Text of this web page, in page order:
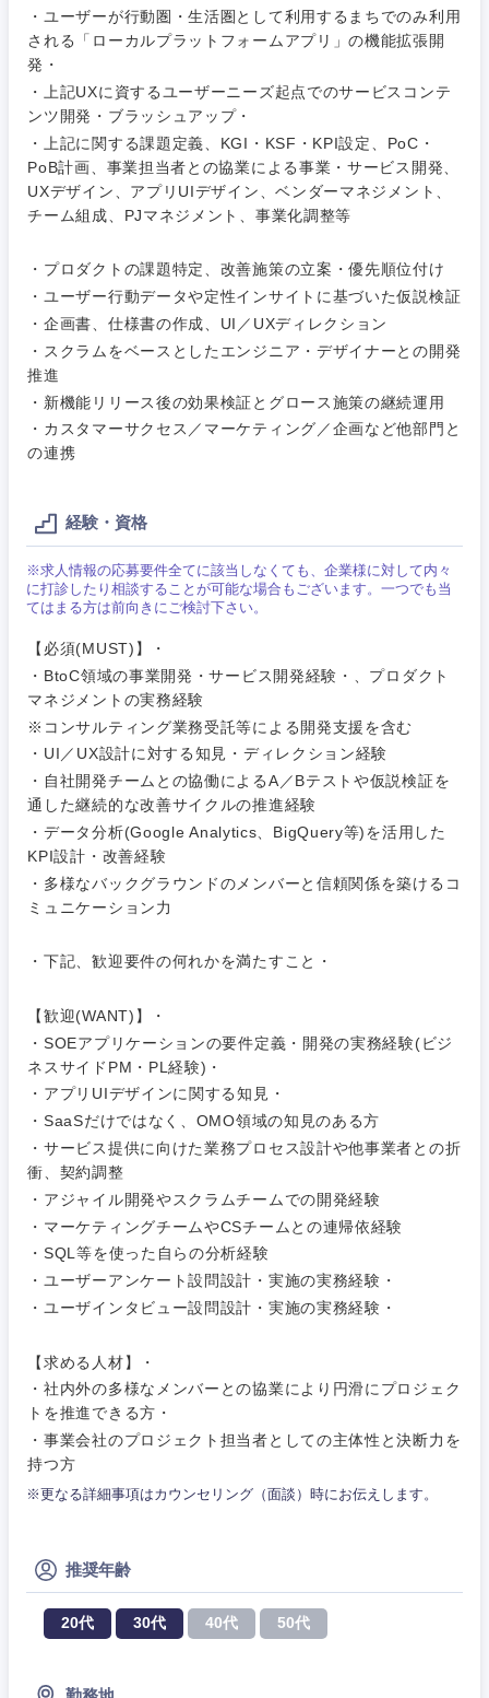
・ユーザーが行動圏・生活圏として利用するまちでのみ利用
される「ローカルプラットフォームアプリ」の機能拡張開
発・
・上記UXに資するユーザーニーズ起点でのサービスコンテ
ンツ開発・ブラッシュアップ・
・上記に関する課題定義、KGI・KSF・KPI設定、PoC・
PoB計画、事業担当者との協業による事業・サービス開発、
UXデザイン、アプリUIデザイン、ベンダーマネジメント、
チーム組成、PJマネジメント、事業化調整等
・プロダクトの課題特定、改善施策の立案・優先順位付け
・ユーザー行動データや定性インサイトに基づいた仮説検証
・企画書、仕様書の作成、UI／UXディレクション
・スクラムをベースとしたエンジニア・デザイナーとの開発
推進
・新機能リリース後の効果検証とグロース施策の継続運用
・カスタマーサクセス／マーケティング／企画など他部門と
の連携
経験・資格
※求人情報の応募要件全てに該当しなくても、企業様に対して内々
に打診したり相談することが可能な場合もございます。一つでも当
てはまる方は前向きにご検討下さい。
【必須(MUST)】・
・BtoC領域の事業開発・サービス開発経験・、プロダクト
マネジメントの実務経験
※コンサルティング業務受託等による開発支援を含む
・UI／UX設計に対する知見・ディレクション経験
・自社開発チームとの協働によるA／Bテストや仮説検証を
通した継続的な改善サイクルの推進経験
・データ分析(Google Analytics、BigQuery等)を活用した
KPI設計・改善経験
・多様なバックグラウンドのメンバーと信頼関係を築けるコ
ミュニケーション力
・下記、歓迎要件の何れかを満たすこと・
【歓迎(WANT)】・
・SOEアプリケーションの要件定義・開発の実務経験(ビジ
ネスサイドPM・PL経験)・
・アプリUIデザインに関する知見・
・SaaSだけではなく、OMO領域の知見のある方
・サービス提供に向けた業務プロセス設計や他事業者との折
衝、契約調整
・アジャイル開発やスクラムチームでの開発経験
・マーケティングチームやCSチームとの連帰依経験
・SQL等を使った自らの分析経験
・ユーザーアンケート設問設計・実施の実務経験・
・ユーザインタビュー設問設計・実施の実務経験・
【求める人材】・
・社内外の多様なメンバーとの協業により円滑にプロジェク
トを推進できる方・
・事業会社のプロジェクト担当者としての主体性と決断力を
持つ方
※更なる詳細事項はカウンセリング（面談）時にお伝えします。
推奨年齢
20代 30代 40代 50代
経営ボー
ド
管理
SCM
人事
ィング
営業
クリエイ
ティブ
コンサル
タント
専門職
技術職
（IT）、
Webサー
ビス・制
作、ゲー
ム
技術職
（モノづ
くり）
金融専門
職
メディカ
不動産専
門職
建設・施
工管理
事務職
その他
事業企画・事業開発
新規事業企画・立上げ
M&A・事業投資
政策渉外
管理
SCM
人事
マーケティング
サービス
クリエイティブ
コンサルタント
専門職
技術職（IT）、Webサービス・制作、ゲーム
技術職（モノづくり）
メディカル
不動産専門職
建設・施工管理
事務職
その他
自動車・機械・船舶
電気・電子・半導体
素材・化学・金属
メディカル・ヘルスケア・ライフサイエンス
倉庫・運輸・物流
小売・通販・外食
IT・通信
WEBサービス
コンサル・シンクタンク
広告・宣伝・印刷
マスメディア
エンターテイメント
法律・特許事務所・監査法人
人材・アウトソーシング
サービス
その他
秋田県 岩手県
宮城県 山形県
福島県
関東地方
群馬県
千葉県
神奈川県
推奨年齢
20代 30代
フリーワード
こだわり条件を入力ください
急募 第二新卒
業
転勤なし
フルリモート
年間休日120日以
完全週休2日制 社宅・家賃補助有